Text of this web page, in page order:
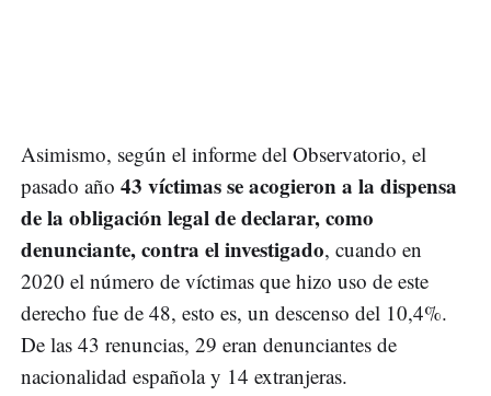
Asimismo, según el informe del Observatorio, el
pasado año 43 víctimas se acogieron a la dispensa
de la obligación legal de declarar, como
denunciante, contra el investigado, cuando en
2020 el número de víctimas que hizo uso de este
derecho fue de 48, esto es, un descenso del 10,4%.
De las 43 renuncias, 29 eran denunciantes de
nacionalidad española y 14 extranjeras.